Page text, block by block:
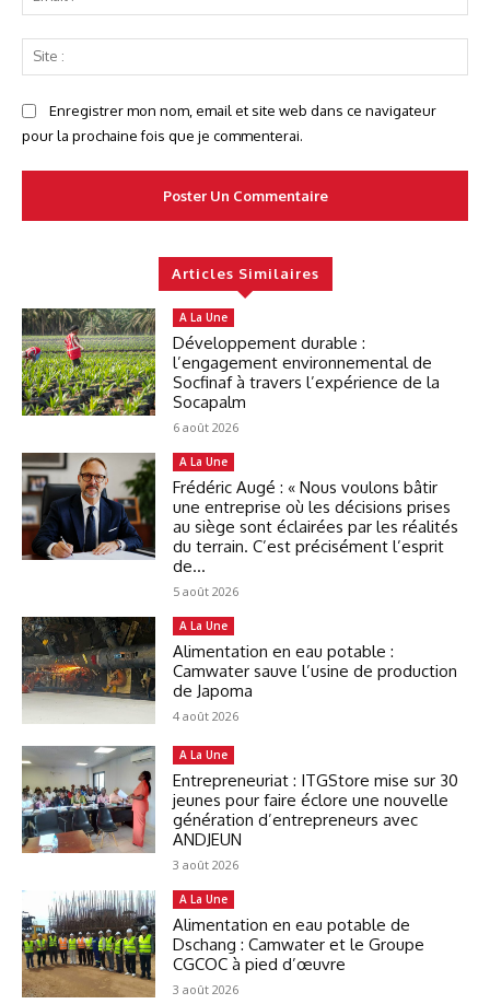
:*
:
Enregistrer mon nom, email et site web dans ce navigateur
pour la prochaine fois que je commenterai.
Articles Similaires
A La Une
Développement durable :
l’engagement environnemental de
Socfinaf à travers l’expérience de la
Socapalm
6 août 2026
A La Une
Frédéric Augé : « Nous voulons bâtir
une entreprise où les décisions prises
au siège sont éclairées par les réalités
du terrain. C’est précisément l’esprit
de...
5 août 2026
A La Une
Alimentation en eau potable :
Camwater sauve l’usine de production
de Japoma
4 août 2026
A La Une
Entrepreneuriat : ITGStore mise sur 30
jeunes pour faire éclore une nouvelle
génération d’entrepreneurs avec
ANDJEUN
3 août 2026
A La Une
Alimentation en eau potable de
Dschang : Camwater et le Groupe
CGCOC à pied d’œuvre
3 août 2026